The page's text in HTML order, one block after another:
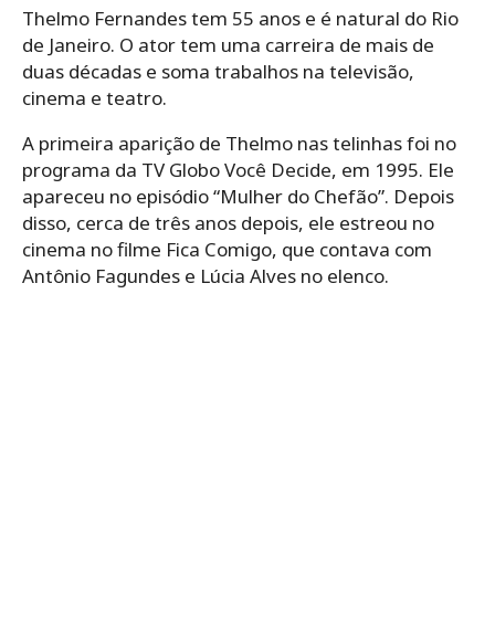
Thelmo Fernandes tem 55 anos e é natural do Rio
de Janeiro. O ator tem uma carreira de mais de
duas décadas e soma trabalhos na televisão,
cinema e teatro.
A primeira aparição de Thelmo nas telinhas foi no
programa da TV Globo Você Decide, em 1995. Ele
apareceu no episódio “Mulher do Chefão”. Depois
disso, cerca de três anos depois, ele estreou no
cinema no filme Fica Comigo, que contava com
Antônio Fagundes e Lúcia Alves no elenco.